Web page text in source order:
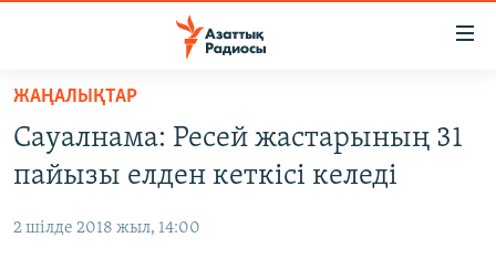
Skip
main
content
to
САЯСАТ
ҚАҢТАР ОҚИҒАСЫ
ЖАҢАЛЫҚТАР
Сауалнама: Ресей жастарының 31
пайызы елден кеткісі келеді
2 шілде 2018 жыл, 14:00